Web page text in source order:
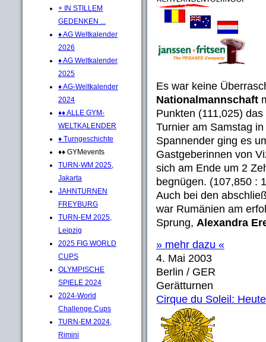
+ IN STILLEM
GEDENKEN ...
♦ AG Weltkalender
2026
♦ AG Weltkalender
2025
♦ AG-Weltkalender
2024
♦♦ ALLE GYM-
WELTKALENDER
♦ Turngeschichte
♦♦ GYMevents
TURN-WM 2025,
Jakarta
JAHNTURNEN
FREYBURG
TURN-EM 2025,
Leipzig
2025 FIG WORLD
CUPS
OLYMPISCHE
SPIELE 2024
2024-World
Challenge Cups
TURN-EM 2024,
Rimini
Es war keine
Nationalmannschaft
Punkten (111,025)
Turnier am Samstag
Spannender ging es
Gastgeberinnen von
sich am Ende um 2
begnügen. (107,850 :
Auch bei den
war Rumänien am
Sprung, Alexandra
» mehr dazu «
4. Mai 2003
Berlin / GER
Gerätturnen
Cirque du Soleil: